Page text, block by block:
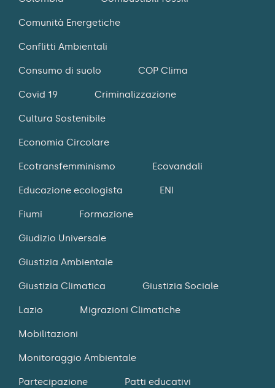
Comunità Energetiche
Conflitti Ambientali
Consumo di suolo COP Clima
Covid 19 Criminalizzazione
Cultura Sostenibile
Economia Circolare
Ecotransfemminismo Ecovandali
Educazione ecologista ENI
Fiumi Formazione
Giudizio Universale
Giustizia Ambientale
Giustizia Climatica Giustizia Sociale
Lazio Migrazioni Climatiche
Mobilitazioni
Monitoraggio Ambientale
Partecipazione Patti educativi